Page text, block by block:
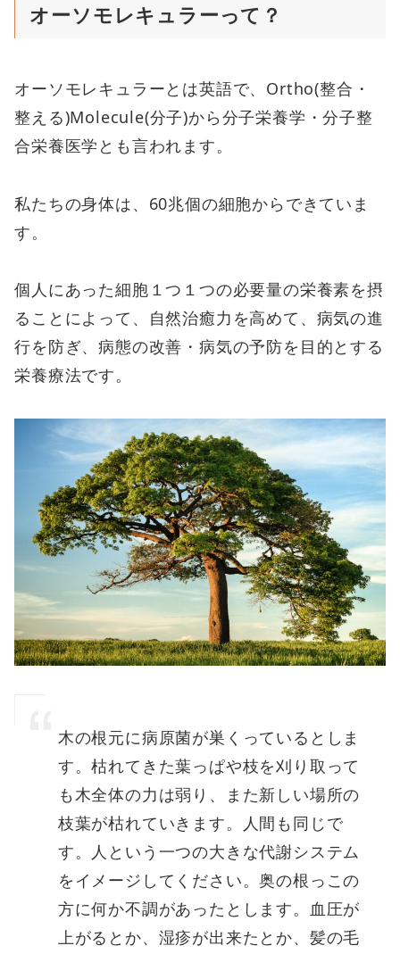
オーソモレキュラーって？
オーソモレキュラーとは英語で、Ortho(整合・
整える)Molecule(分子)から分子栄養学・分子整
合栄養医学とも言われます。
私たちの身体は、60兆個の細胞からできていま
す。
個人にあった細胞１つ１つの必要量の栄養素を摂
ることによって、自然治癒力を高めて、病気の進
行を防ぎ、病態の改善・病気の予防を目的とする
栄養療法です。
木の根元に病原菌が巣くっているとしま
す。枯れてきた葉っぱや枝を刈り取って
も木全体の力は弱り、また新しい場所の
枝葉が枯れていきます。人間も同じで
す。人という一つの大きな代謝システム
をイメージしてください。奥の根っこの
方に何か不調があったとします。血圧が
上がるとか、湿疹が出来たとか、髪の毛